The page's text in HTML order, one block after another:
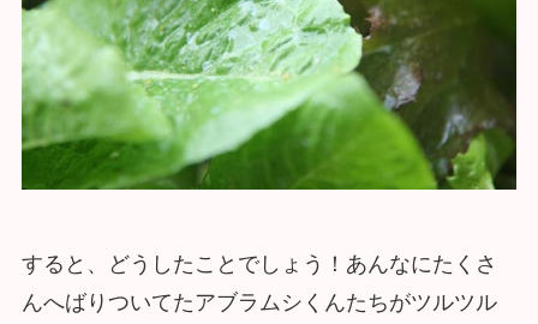
すると、どうしたことでしょう！あんなにたくさ
んへばりついてたアブラムシくんたちがツルツル